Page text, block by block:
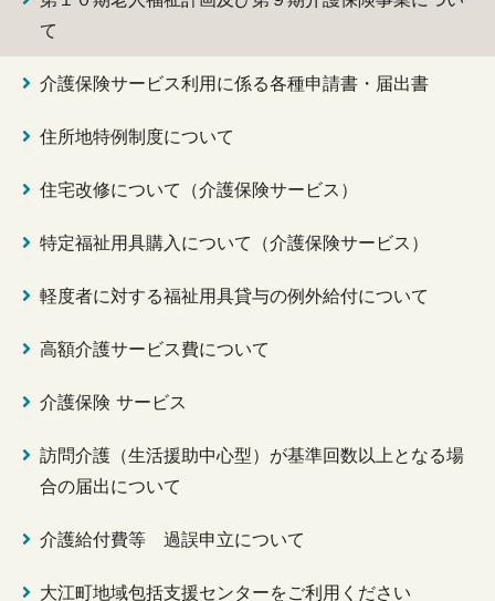
て
介護保険サービス利用に係る各種申請書・届出書
住所地特例制度について
住宅改修について（介護保険サービス）
特定福祉用具購入について（介護保険サービス）
軽度者に対する福祉用具貸与の例外給付について
高額介護サービス費について
介護保険 サービス
訪問介護（生活援助中心型）が基準回数以上となる場
合の届出について
介護給付費等 過誤申立について
大江町地域包括支援センターをご利用ください